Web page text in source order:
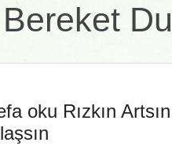
oku Rızkın